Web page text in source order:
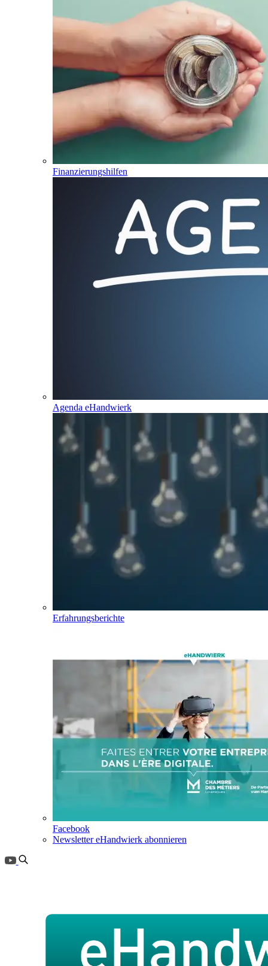
Finanzierungshilfen
Agenda eHandwierk
Erfahrungsberichte
Facebook
Newsletter eHandwierk abonnieren